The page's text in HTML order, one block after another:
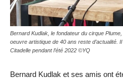
Bernard Kudlak, le fondateur du cirque
oeuvre artistique de 40 ans reste d’actualité.
Citadelle pendant l’été 2022 ©YQ
Bernard Kudlak et ses amis ont